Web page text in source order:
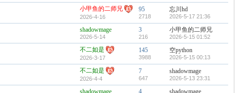
小甲鱼的二师兄
2026-4-16
95
2718
忘川hd
2026-5-17 21:36
shadowmage
2026-5-14
3
216
小甲鱼的二师兄
2026-5-15 01:52
不二如是
2026-3-17
145
3988
空python
2026-5-15 00:13
不二如是
2026-4-4
7
647
shadowmage
2026-5-13 23:31
shadowmage 4 shadowmage